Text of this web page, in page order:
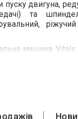
пуску двигуна,
та
машина
та